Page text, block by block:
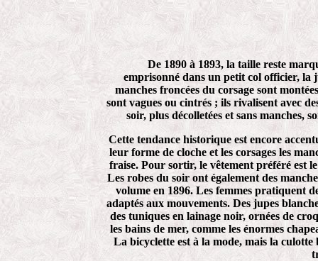
De 1890 à 1893, la taille reste
emprisonné dans un petit col officier, la
manches froncées du corsage sont
sont vagues ou cintrés ; ils rivalisent avec
soir, plus décolletées et sans manches,
Cette tendance historique est encore
leur forme de cloche et les corsages les
fraise. Pour sortir, le vêtement préféré est
Les robes du soir ont également des
volume en 1896. Les femmes pratiquent
adaptés aux mouvements. Des jupes
des tuniques en lainage noir, ornées de
les bains de mer, comme les énormes
La bicyclette est à la mode, mais la